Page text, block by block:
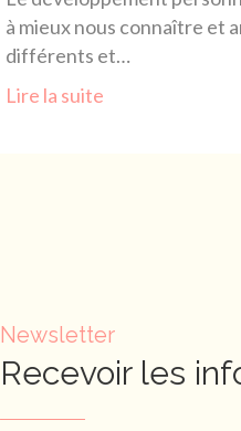
à mieux nous connaître et
différents et…
Lire la suite
Newsletter
Recevoir les